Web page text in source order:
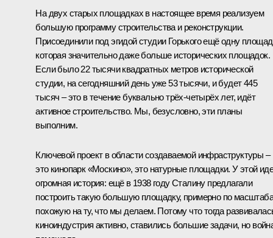
На двух старых площадках в настоящее время реализуем
большую программу строительства и реконструкции.
Присоединили под эгидой студии Горького ещё одну
которая значительно даже больше исторических площадок.
Если было 22 тысячи квадратных метров исторической
студии, на сегодняшний день уже 53 тысячи, и будет 445
тысяч – это в течение буквально трёх-четырёх лет, идёт
активное строительство. Мы, безусловно, эти планы
выполним.
Ключевой проект в области создаваемой инфраструктуры –
это кинопарк «Москино», это натурные площадки. У этой
огромная история: ещё в 1938 году Сталину предлагали
построить такую большую площадку, примерно по
похожую на ту, что мы делаем. Потому что тогда
киноиндустрия активно, ставились большие задачи, но